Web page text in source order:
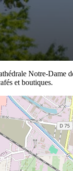
Notre-Dame
et boutiques.